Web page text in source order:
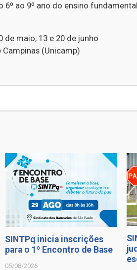
6º ao 9º ano do ensino
de maio; 13 e 20 de junho
(Unicamp)
SINTPq inicia inscrições
para o 1º Encontro de Base
05/08/2026